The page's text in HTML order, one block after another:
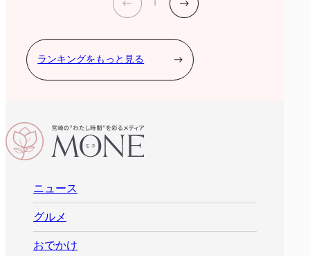
ランキングをもっと見る
ニュース
グルメ
おでかけ